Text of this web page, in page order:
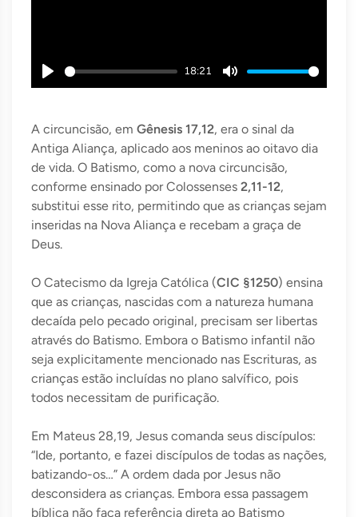
Play
18:21
Mute
A circuncisão, em Gênesis 17,12, era o sinal da
Antiga Aliança, aplicado aos meninos ao oitavo dia
de vida. O Batismo, como a nova circuncisão,
conforme ensinado por Colossenses 2,11-12,
substitui esse rito, permitindo que as crianças sejam
inseridas na Nova Aliança e recebam a graça de
Deus.
O Catecismo da Igreja Católica (CIC §1250) ensina
que as crianças, nascidas com a natureza humana
decaída pelo pecado original, precisam ser libertas
através do Batismo. Embora o Batismo infantil não
seja explicitamente mencionado nas Escrituras, as
crianças estão incluídas no plano salvífico, pois
todos necessitam de purificação.
Em Mateus 28,19, Jesus comanda seus discípulos:
“Ide, portanto, e fazei discípulos de todas as nações,
batizando-os…” A ordem dada por Jesus não
desconsidera as crianças. Embora essa passagem
bíblica não faça referência direta ao Batismo